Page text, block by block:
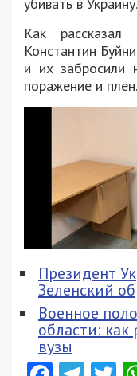
Как рассказал
Константин
и их забросили
поражение и плен.
Президент
Зеленский
Военное
области:
вузы